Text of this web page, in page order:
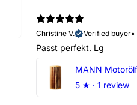
Christine V.
Verified buyer•
Passt perfekt. Lg
5 ★ · 1 review